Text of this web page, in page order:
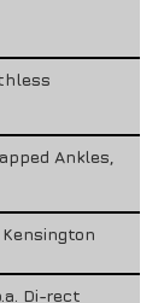
Ankles,
Di-rect